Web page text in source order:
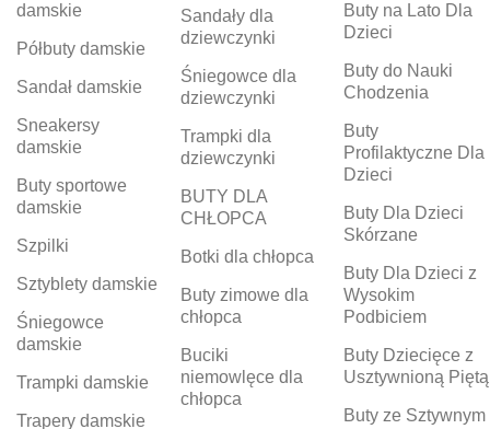
damskie
Półbuty damskie
Sandał damskie
Sneakersy
damskie
Buty sportowe
damskie
Szpilki
Sztyblety damskie
Śniegowce
damskie
Trampki damskie
Trapery damskie
Sandały dla
dziewczynki
Śniegowce dla
dziewczynki
Trampki dla
dziewczynki
BUTY DLA
CHŁOPCA
Botki dla chłopca
Buty zimowe dla
chłopca
Buciki
niemowlęce dla
chłopca
Buty na Lato Dla
Dzieci
Buty do Nauki
Chodzenia
Buty
Profilaktyczne Dla
Dzieci
Buty Dla Dzieci
Skórzane
Buty Dla Dzieci z
Wysokim
Podbiciem
Buty Dziecięce z
Usztywnioną Piętą
Buty ze Sztywnym